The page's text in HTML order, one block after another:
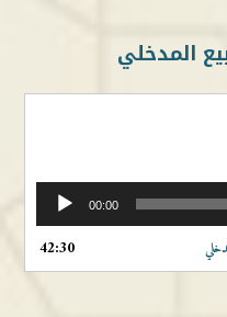
المدخلي
00:00
42:30